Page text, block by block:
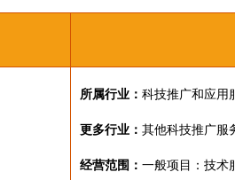
所属行业： 科技推广和应用
更多行业： 其他科技推广服
经营范围： 一般项目：技术